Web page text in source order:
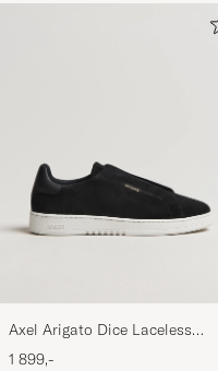
Axel Arigato Dice Laceless
Suede Sneaker Black
1 899,-